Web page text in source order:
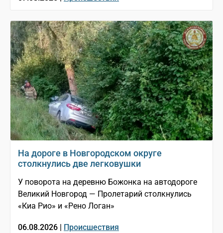
На дороге в Новгородском округе
столкнулись две легковушки
У поворота на деревню Божонка на автодороге
Великий Новгород — Пролетарий столкнулись
«Киа Рио» и «Рено Логан»
06.08.2026 | Происшествия